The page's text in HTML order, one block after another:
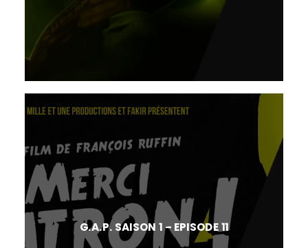
G.A.P. SAISON 1 – EPISODE 11